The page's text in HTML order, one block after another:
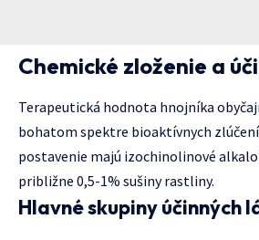
Chemické zloženie a
Terapeutická hodnota hnojníka
bohatom spektre bioaktívnych
postavenie majú izochinolinové
približne 0,5-1% sušiny rastliny.
Hlavné skupiny účinných